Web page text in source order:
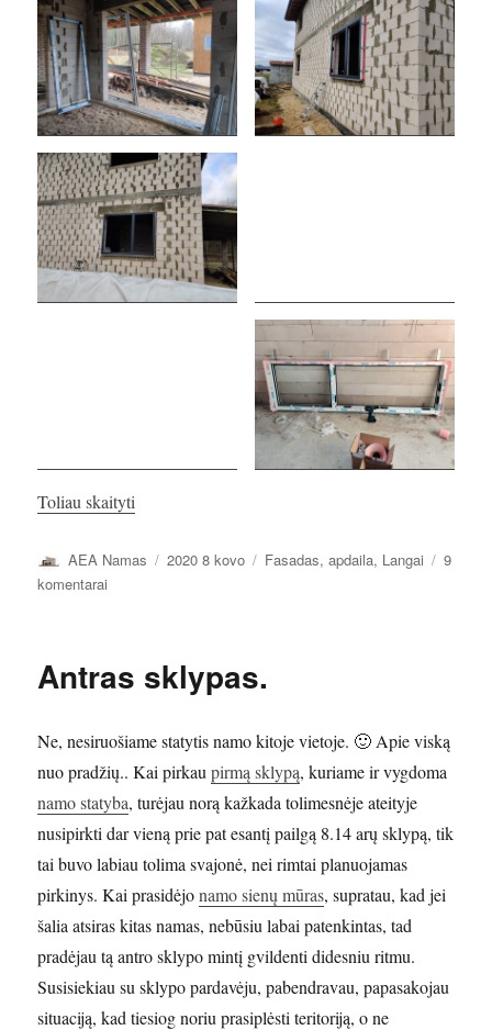
Toliau skaityti
Autorius
AEA Namas Paskelbta
2020 8 kovo Kategorijos
Fasadas, apdaila, Langai
9
komentarai
Antras sklypas.
Ne, nesiruošiame statytis namo kitoje vietoje. 🙂 Apie viską
nuo pradžių.. Kai pirkaupirmą sklypą, kuriame ir vygdoma
namo statyba, turėjau norą kažkada tolimesnėje ateityje
nusipirkti dar vieną prie pat esantį pailgą 8.14 arų sklypą, tik
tai buvo labiau tolima svajonė, nei rimtai planuojamas
pirkinys. Kai prasidėjonamo sienų mūras, supratau, kad jei
šalia atsiras kitas namas, nebūsiu labai patenkintas, tad
pradėjau tą antro sklypo mintį gvildenti didesniu ritmu.
Susisiekiau su sklypo pardavėju, pabendravau, papasakojau
situaciją, kad tiesiog noriu prasiplėsti teritoriją, o ne